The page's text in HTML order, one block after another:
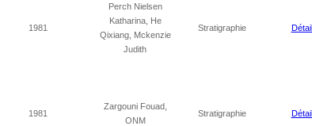
1981
Perch Nielsen
Katharina, He
Qixiang, Mckenzie
Judith
Stratigraphie
1981
Zargouni Fouad,
ONM
Stratigraphie